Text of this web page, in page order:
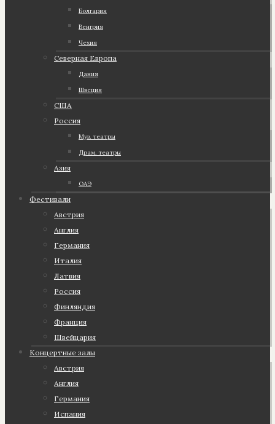
Болгария
Венгрия
Чехия
Северная Европа
Дания
Швеция
США
Россия
Муз. театры
Драм. театры
Азия
ОАЭ
Фестивали
Австрия
Англия
Германия
Италия
Латвия
Россия
Финляндия
Франция
Швейцария
Концертные залы
Австрия
Англия
Германия
Испания